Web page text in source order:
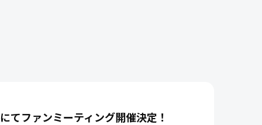
ファンミーティング開催決定！